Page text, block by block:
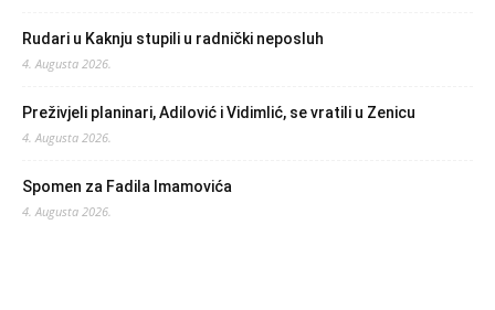
Rudari u Kaknju stupili u radnički neposluh
4. Augusta 2026.
Preživjeli planinari, Adilović i Vidimlić, se vratili u Zenicu
4. Augusta 2026.
Spomen za Fadila Imamovića
4. Augusta 2026.